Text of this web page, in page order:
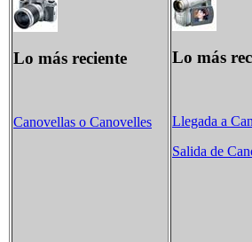
Lo más reciente
Canovellas o Canovelles
Lo más
Llegada a
Salida de